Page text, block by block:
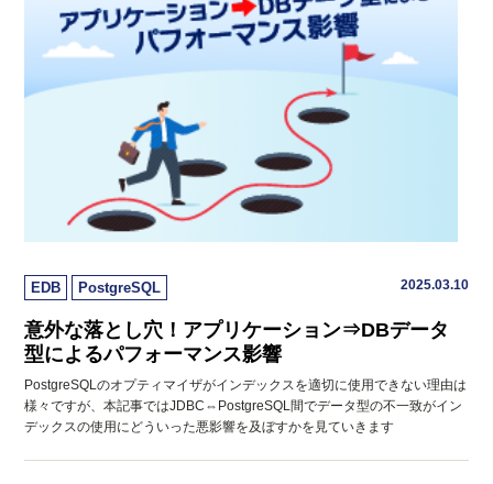
EDB PostgreSQL 2025.03.10
意外な落とし穴！アプリケーション⇒DBデータ
型によるパフォーマンス影響
PostgreSQLのオプティマイザがインデックスを適切に使用できない理由は
様々ですが、本記事ではJDBC⇔PostgreSQL間でデータ型の不一致がイン
デックスの使用にどういった悪影響を及ぼすかを見ていきます